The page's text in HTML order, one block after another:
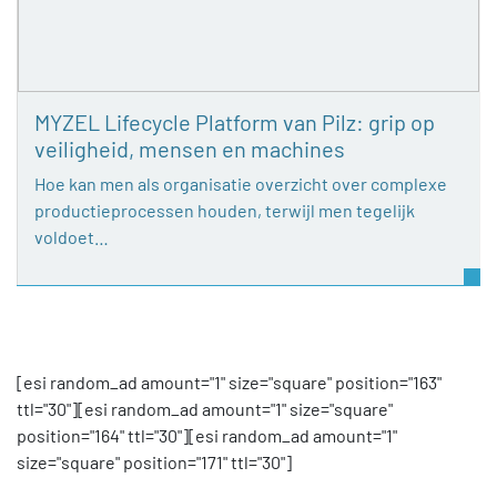
MYZEL Lifecycle Platform van Pilz: grip op
veiligheid, mensen en machines
Hoe kan men als organisatie overzicht over complexe
productieprocessen houden, terwijl men tegelijk
voldoet…
[esi random_ad amount="1" size="square" position="163"
ttl="30"][esi random_ad amount="1" size="square"
position="164" ttl="30"][esi random_ad amount="1"
size="square" position="171" ttl="30"]